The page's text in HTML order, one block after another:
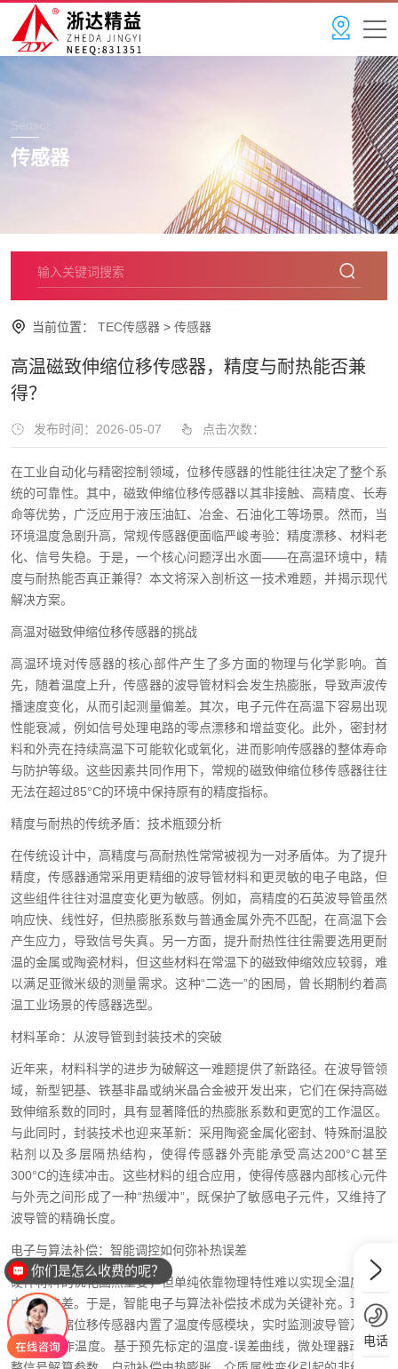
Sensor
传感器
当前位置： TEC传感器 > 传感器
高温磁致伸缩位移传感器，精度与耐热能否兼
得？
发布时间：2026-05-07 点击次数：
在工业自动化与精密控制领域，位移传感器的性能往往决定了整个系
统的可靠性。其中，磁致伸缩位移传感器以其非接触、高精度、长寿
命等优势，广泛应用于液压油缸、冶金、石油化工等场景。然而，当
环境温度急剧升高，常规传感器便面临严峻考验：精度漂移、材料老
化、信号失稳。于是，一个核心问题浮出水面——在高温环境中，精
度与耐热能否真正兼得？本文将深入剖析这一技术难题，并揭示现代
解决方案。
高温对磁致伸缩位移传感器的挑战
高温环境对传感器的核心部件产生了多方面的物理与化学影响。首
先，随着温度上升，传感器的波导管材料会发生热膨胀，导致声波传
播速度变化，从而引起测量偏差。其次，电子元件在高温下容易出现
性能衰减，例如信号处理电路的零点漂移和增益变化。此外，密封材
料和外壳在持续高温下可能软化或氧化，进而影响传感器的整体寿命
与防护等级。这些因素共同作用下，常规的磁致伸缩位移传感器往往
无法在超过85°C的环境中保持原有的精度指标。
精度与耐热的传统矛盾：技术瓶颈分析
在传统设计中，高精度与高耐热性常常被视为一对矛盾体。为了提升
精度，传感器通常采用更精细的波导管材料和更灵敏的电子电路，但
这些组件往往对温度变化更为敏感。例如，高精度的石英波导管虽然
响应快、线性好，但热膨胀系数与普通金属外壳不匹配，在高温下会
产生应力，导致信号失真。另一方面，提升耐热性往往需要选用更耐
温的金属或陶瓷材料，但这些材料在常温下的磁致伸缩效应较弱，难
以满足亚微米级的测量需求。这种“二选一”的困局，曾长期制约着高
温工业场景的传感器选型。
材料革命：从波导管到封装技术的突破
近年来，材料科学的进步为破解这一难题提供了新路径。在波导管领
域，新型钯基、铁基非晶或纳米晶合金被开发出来，它们在保持高磁
致伸缩系数的同时，具有显著降低的热膨胀系数和更宽的工作温区。
与此同时，封装技术也迎来革新：采用陶瓷金属化密封、特殊耐温胶
粘剂以及多层隔热结构，使得传感器外壳能承受高达200°C甚至
300°C的连续冲击。这些材料的组合应用，使得传感器内部核心元件
与外壳之间形成了一种“热缓冲”，既保护了敏感电子元件，又维持了
波导管的精确长度。
电子与算法补偿：智能调控如何弥补热误差
硬件材料的优化固然重要，但单纯依靠物理特性难以实现全温度范围
内的零偏差。于是，智能电子与算法补偿技术成为关键补充。现代高
温磁致伸缩位移传感器内置了温度传感模块，实时监测波导管及电子
部件的工作温度。基于预先标定的温度-误差曲线，微处理器动态调
电话
你们是怎么收费的呢？